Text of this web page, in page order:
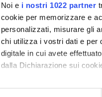
Noi e i nostri 1022 partner
cookie per memorizzare e
personalizzati, misurare gli
chi utilizza i vostri dati e per
digitale in cui avete
dalla Dichiarazione sui
Con il tuo consenso,
Chiara